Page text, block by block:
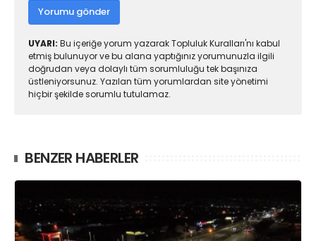
Yorumu gönder
UYARI: Bu içeriğe yorum yazarak Topluluk Kuralları'nı kabul
etmiş bulunuyor ve bu alana yaptığınız yorumunuzla ilgili
doğrudan veya dolaylı tüm sorumluluğu tek başınıza
üstleniyorsunuz. Yazılan tüm yorumlardan site yönetimi
hiçbir şekilde sorumlu tutulamaz.
BENZER HABERLER